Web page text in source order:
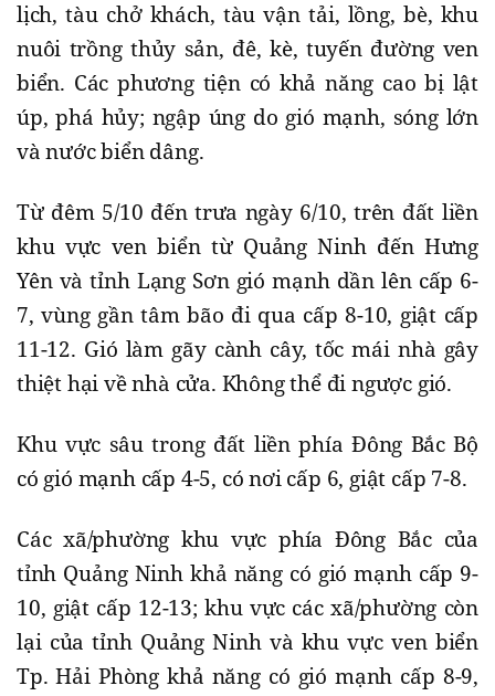
lịch, tàu chở khách, tàu vận tải, lồng, bè, khu
nuôi trồng thủy sản, đê, kè, tuyến đường ven
biển. Các phương tiện có khả năng cao bị lật
úp, phá hủy; ngập úng do gió mạnh, sóng lớn
và nước biển dâng.
Từ đêm 5/10 đến trưa ngày 6/10, trên đất liền
khu vực ven biển từ Quảng Ninh đến Hưng
Yên và tỉnh Lạng Sơn gió mạnh dần lên cấp 6-
7, vùng gần tâm bão đi qua cấp 8-10, giật cấp
11-12. Gió làm gãy cành cây, tốc mái nhà gây
thiệt hại về nhà cửa. Không thể đi ngược gió.
Khu vực sâu trong đất liền phía Đông Bắc Bộ
có gió mạnh cấp 4-5, có nơi cấp 6, giật cấp 7-8.
Các xã/phường khu vực phía Đông Bắc của
tỉnh Quảng Ninh khả năng có gió mạnh cấp 9-
10, giật cấp 12-13; khu vực các xã/phường còn
lại của tỉnh Quảng Ninh và khu vực ven biển
Tp. Hải Phòng khả năng có gió mạnh cấp 8-9,